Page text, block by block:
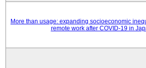
More than usage: expanding socioeconomic
remote work after COVID-19 in